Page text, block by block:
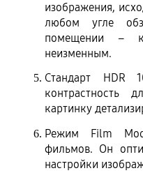
изображения,
любом угле
помещении –
неизменным.
Стандарт HDR
контрастность
картинку
Режим Film
фильмов. Он
настройки